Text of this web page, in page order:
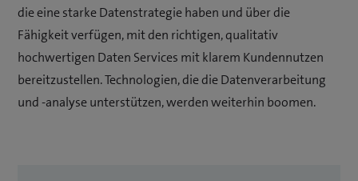
die eine starke Datenstrategie haben und über die
Fähigkeit verfügen, mit den richtigen, qualitativ
hochwertigen Daten Services mit klarem Kundennutzen
bereitzustellen. Technologien, die die Datenverarbeitung
und -analyse unterstützen, werden weiterhin boomen.